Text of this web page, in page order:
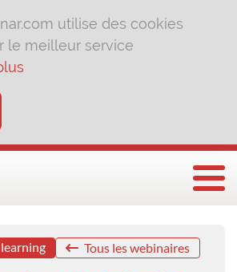
utilise des cookies
le meilleur service
Tous les webinaires